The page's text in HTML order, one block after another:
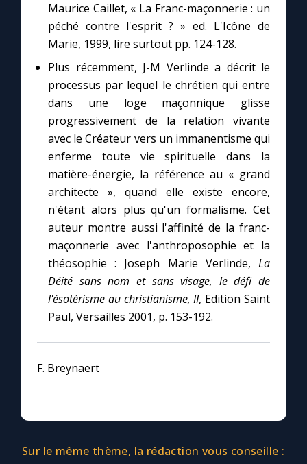
Maurice Caillet, « La Franc-maçonnerie : un
péché contre l'esprit ? » ed. L'Icône de
Marie, 1999, lire surtout pp. 124-128.
Plus récemment, J-M Verlinde a décrit le
processus par lequel le chrétien qui entre
dans une loge maçonnique glisse
progressivement de la relation vivante
avec le Créateur vers un immanentisme qui
enferme toute vie spirituelle dans la
matière-énergie, la référence au « grand
architecte », quand elle existe encore,
n'étant alors plus qu'un formalisme. Cet
auteur montre aussi l'affinité de la franc-
maçonnerie avec l'anthroposophie et la
théosophie : Joseph Marie Verlinde, La
Déité sans nom et sans visage, le défi de
l'ésotérisme au christianisme, II, Edition Saint
Paul, Versailles 2001, p. 153-192.
F. Breynaert
Sur le même thème, la rédaction vous conseille :